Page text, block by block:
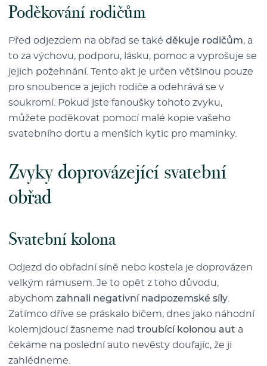
Poděkování rodičům
Před odjezdem na obřad se také děkuje rodičům, a
to za výchovu, podporu, lásku, pomoc a vyprošuje se
jejich požehnání. Tento akt je určen většinou pouze
pro snoubence a jejich rodiče a odehrává se v
soukromí. Pokud jste fanoušky tohoto zvyku,
můžete poděkovat pomocí malé kopie vašeho
svatebního dortu a menších kytic pro maminky.
Zvyky doprovázející svatební
obřad
Svatební kolona
Odjezd do obřadní síně nebo kostela je doprovázen
velkým rámusem. Je to opět z toho důvodu,
abychom zahnali negativní nadpozemské síly
Zatímco dříve se práskalo bičem, dnes jako náhodní
kolemjdoucí žasneme nad troubící kolonou aut a
čekáme na poslední auto nevěsty doufajíc, že ji
zahlédneme.